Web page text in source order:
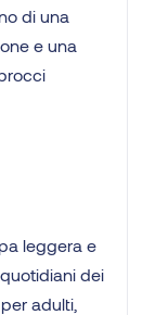
di una
e una
leggera e
dei
adulti,